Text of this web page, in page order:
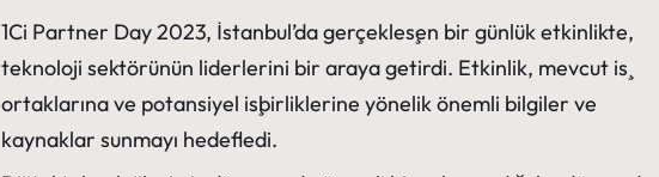
1Ci Partner Day 2023, İstanbul’da gerçekleşen bir günlük etkinlikte,
teknoloji sektörünün liderlerini bir araya getirdi. Etkinlik, mevcut iş
ortaklarına ve potansiyel işbirliklerine yönelik önemli bilgiler ve
kaynaklar sunmayı hedefledi.